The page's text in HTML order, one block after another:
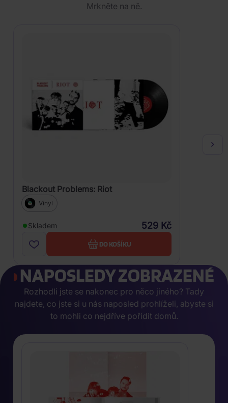
Mrkněte na ně.
Blackout Problems: Riot
Vinyl
Skladem 529 Kč
DO KOŠÍKU
NAPOSLEDY ZOBRAZENÉ
Rozhodli jste se nakonec pro něco jiného? Tady
najdete, co jste si u nás naposled prohlíželi, abyste si
to mohli co nejdříve pořídit domů.